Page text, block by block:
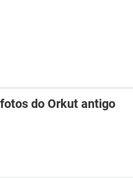
do Orkut antigo